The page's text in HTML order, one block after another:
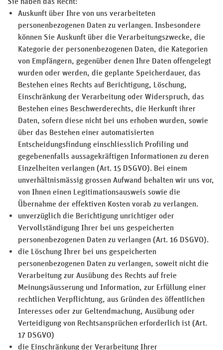
Auskunft über Ihre von uns verarbeiteten
personenbezogenen Daten zu verlangen. Insbesondere
können Sie Auskunft über die Verarbeitungszwecke, die
Kategorie der personenbezogenen Daten, die Kategorien
von Empfängern, gegenüber denen Ihre Daten offengelegt
wurden oder werden, die geplante Speicherdauer, das
Bestehen eines Rechts auf Berichtigung, Löschung,
Einschränkung der Verarbeitung oder Widerspruch, das
Bestehen eines Beschwerderechts, die Herkunft ihrer
Daten, sofern diese nicht bei uns erhoben wurden, sowie
über das Bestehen einer automatisierten
Entscheidungsfindung einschliesslich Profiling und
gegebenenfalls aussagekräftigen Informationen zu deren
Einzelheiten verlangen (Art. 15 DSGVO). Bei einem
unverhältnismässig grossen Aufwand behalten wir uns vor,
von Ihnen einen Legitimationsausweis sowie die
Übernahme der effektiven Kosten vorab zu verlangen.
unverzüglich die Berichtigung unrichtiger oder
Vervollständigung Ihrer bei uns gespeicherten
personenbezogenen Daten zu verlangen (Art. 16 DSGVO).
die Löschung Ihrer bei uns gespeicherten
personenbezogenen Daten zu verlangen, soweit nicht die
Verarbeitung zur Ausübung des Rechts auf freie
Meinungsäusserung und Information, zur Erfüllung einer
rechtlichen Verpflichtung, aus Gründen des öffentlichen
Interesses oder zur Geltendmachung, Ausübung oder
Verteidigung von Rechtsansprüchen erforderlich ist (Art.
17 DSGVO)
die Einschränkung der Verarbeitung Ihrer